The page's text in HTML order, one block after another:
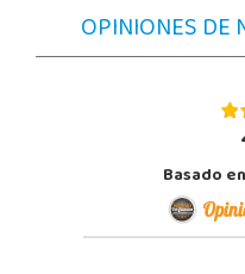
OPINIONES DE
Basado